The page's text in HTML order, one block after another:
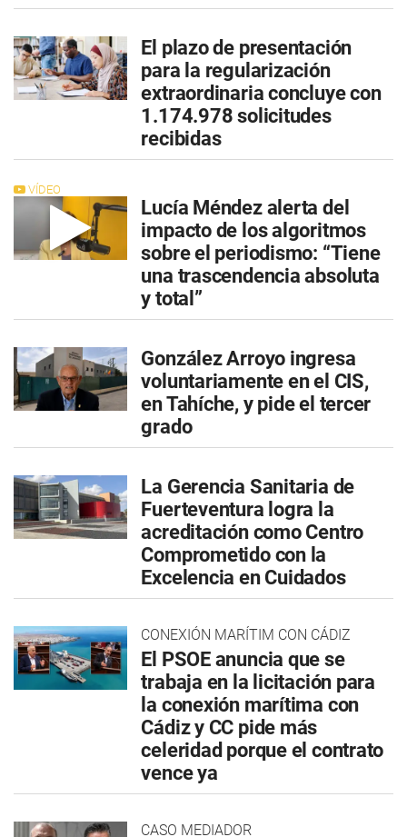
El plazo de presentación
para la regularización
extraordinaria concluye con
1.174.978 solicitudes
recibidas
VÍDEO
Lucía Méndez alerta del
impacto de los algoritmos
sobre el periodismo: “Tiene
una trascendencia absoluta
y total”
González Arroyo ingresa
voluntariamente en el CIS,
en Tahíche, y pide el tercer
grado
La Gerencia Sanitaria de
Fuerteventura logra la
acreditación como Centro
Comprometido con la
Excelencia en Cuidados
CONEXIÓN MARÍTIM CON CÁDIZ
El PSOE anuncia que se
trabaja en la licitación para
la conexión marítima con
Cádiz y CC pide más
celeridad porque el contrato
vence ya
CASO MEDIADOR